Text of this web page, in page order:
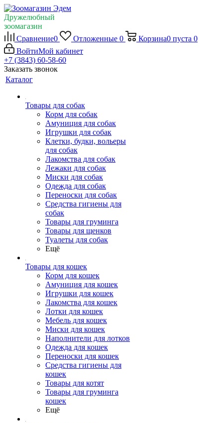
Дружелюбный
зоомагазин
Сравнение0 Отложенные 0 Корзина0 пуста 0
ВойтиМой кабинет
+7 (3843) 60-58-60
Заказать звонок
Каталог
Товары для собак
Корм для собак
Амуниция для собак
Игрушки для собак
Клетки, будки, вольеры
для собак
Лакомства для собак
Лежаки для собак
Миски для собак
Одежда для собак
Переноски для собак
Средства гигиены для
собак
Товары для груминга
Товары для щенков
Туалеты для собак
Ещё
Товары для кошек
Корм для кошек
Амуниция для кошек
Игрушки для кошек
Лакомства для кошек
Лотки для кошек
Мебель для кошек
Миски для кошек
Наполнители для лотков
Одежда для кошек
Переноски для кошек
Средства гигиены для
кошек
Товары для котят
Товары для груминга
кошек
Ещё